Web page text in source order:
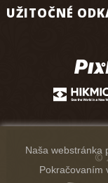
UŽITOČNÉ
Naša webstránka
Pokračovaním
©